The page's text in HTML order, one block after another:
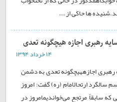
ها حاکی از ...
رهبری اجازه هیچگونه تعدی
۱۴ خرداد ۱۳۹۴
اجازههیچگونه تعدی به دشمن
سالگرد ارتحالامام (ره) گفت: امروز
سابقاً مرتجع می‌خواندیمامروز در